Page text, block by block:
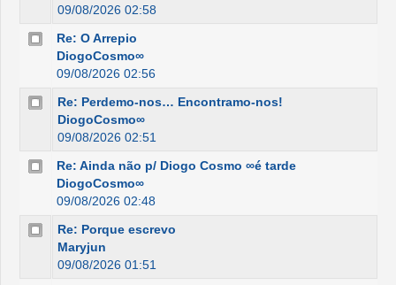
09/08/2026 02:58
Re: O Arrepio
DiogoCosmo∞
09/08/2026 02:56
Re: Perdemo-nos… Encontramo-nos!
DiogoCosmo∞
09/08/2026 02:51
Re: Ainda não p/ Diogo Cosmo ∞é tarde
DiogoCosmo∞
09/08/2026 02:48
Re: Porque escrevo
Maryjun
09/08/2026 01:51